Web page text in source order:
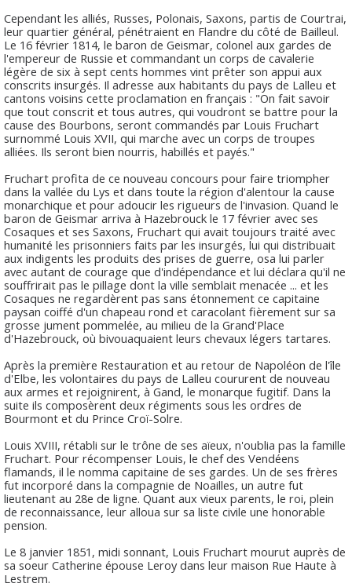
Cependant les alliés, Russes, Polonais, Saxons, partis de Courtrai,
leur quartier général, pénétraient en Flandre du côté de Bailleul.
Le 16 février 1814, le baron de Geismar, colonel aux gardes de
l'empereur de Russie et commandant un corps de cavalerie
légère de six à sept cents hommes vint prêter son appui aux
conscrits insurgés. Il adresse aux habitants du pays de Lalleu et
cantons voisins cette proclamation en français : "On fait savoir
que tout conscrit et tous autres, qui voudront se battre pour la
cause des Bourbons, seront commandés par Louis Fruchart
surnommé Louis XVII, qui marche avec un corps de troupes
alliées. Ils seront bien nourris, habillés et payés."
Fruchart profita de ce nouveau concours pour faire triompher
dans la vallée du Lys et dans toute la région d'alentour la cause
monarchique et pour adoucir les rigueurs de l'invasion. Quand le
baron de Geismar arriva à Hazebrouck le 17 février avec ses
Cosaques et ses Saxons, Fruchart qui avait toujours traité avec
humanité les prisonniers faits par les insurgés, lui qui distribuait
aux indigents les produits des prises de guerre, osa lui parler
avec autant de courage que d'indépendance et lui déclara qu'il ne
souffrirait pas le pillage dont la ville semblait menacée ... et les
Cosaques ne regardèrent pas sans étonnement ce capitaine
paysan coiffé d'un chapeau rond et caracolant fièrement sur sa
grosse jument pommelée, au milieu de la Grand'Place
d'Hazebrouck, où bivouaquaient leurs chevaux légers tartares.
Après la première Restauration et au retour de Napoléon de l'île
d'Elbe, les volontaires du pays de Lalleu coururent de nouveau
aux armes et rejoignirent, à Gand, le monarque fugitif. Dans la
suite ils composèrent deux régiments sous les ordres de
Bourmont et du Prince Croï-Solre.
Louis XVIII, rétabli sur le trône de ses aïeux, n'oublia pas la famille
Fruchart. Pour récompenser Louis, le chef des Vendéens
flamands, il le nomma capitaine de ses gardes. Un de ses frères
fut incorporé dans la compagnie de Noailles, un autre fut
lieutenant au 28e de ligne. Quant aux vieux parents, le roi, plein
de reconnaissance, leur alloua sur sa liste civile une honorable
pension.
Le 8 janvier 1851, midi sonnant, Louis Fruchart mourut auprès de
sa soeur Catherine épouse Leroy dans leur maison Rue Haute à
Lestrem.